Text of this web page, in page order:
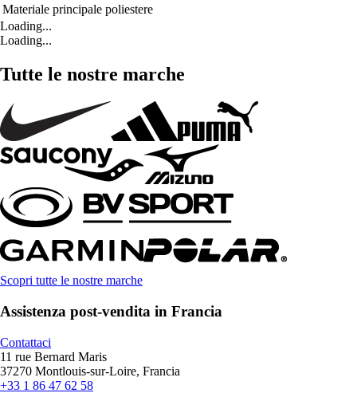
Materiale principale poliestere
Loading...
Loading...
Tutte le nostre marche
Scopri tutte le nostre marche
Assistenza post-vendita in Francia
Contattaci
11 rue Bernard Maris
37270 Montlouis-sur-Loire, Francia
+33 1 86 47 62 58